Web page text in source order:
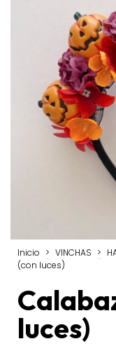
Inicio > VINCHAS >
(con luces)
luces)